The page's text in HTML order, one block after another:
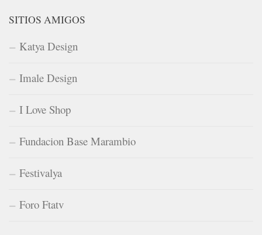
SITIOS AMIGOS
Katya Design
Imale Design
I Love Shop
Fundacion Base Marambio
Festivalya
Foro Ftatv